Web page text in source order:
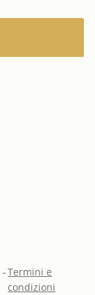
-Termini e
condizioni